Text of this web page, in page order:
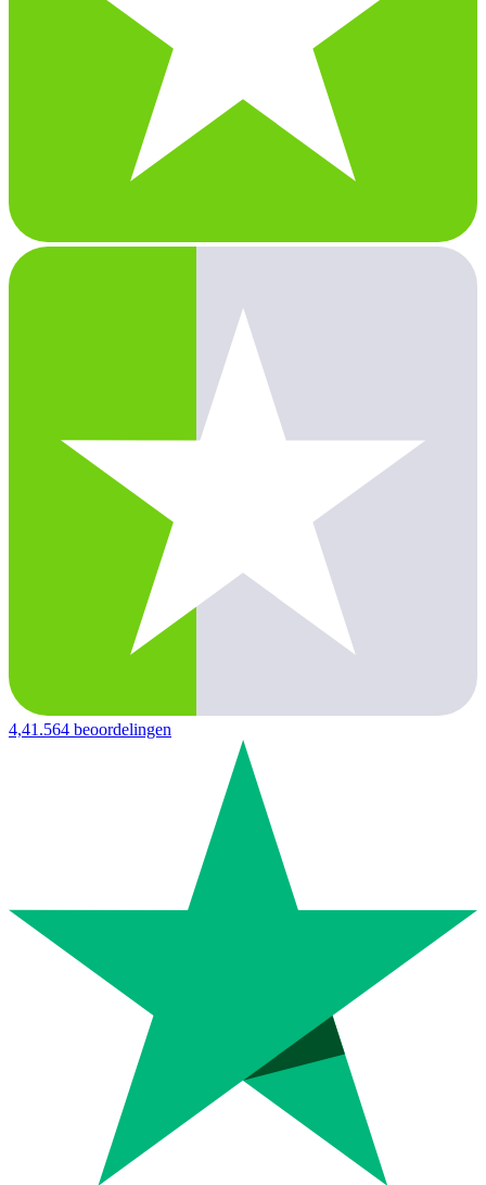
4,41.564 beoordelingen